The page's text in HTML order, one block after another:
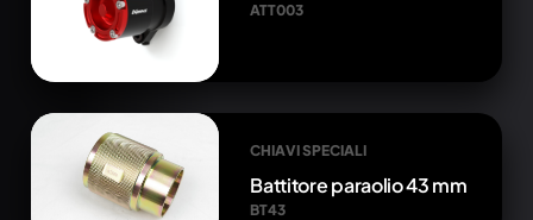
ATT003
CHIAVI SPECIALI
Battitore paraolio 43 mm
BT43